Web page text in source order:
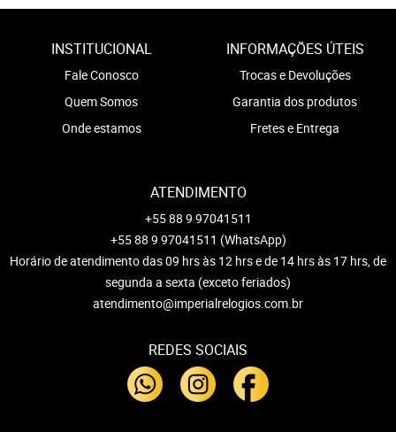
INSTITUCIONAL
Fale Conosco
Quem Somos
Onde estamos
INFORMAÇÕES ÚTEIS
Trocas e Devoluções
Garantia dos produtos
Fretes e Entrega
ATENDIMENTO
+55 88 9 97041511
+55 88 9 97041511 (WhatsApp)
Horário de atendimento das 09 hrs às 12 hrs e de 14 hrs às 17 hrs, de
segunda a sexta (exceto feriados)
atendimento@imperialrelogios.com.br
REDES SOCIAIS